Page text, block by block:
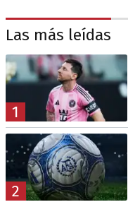
Las más leídas
1
2